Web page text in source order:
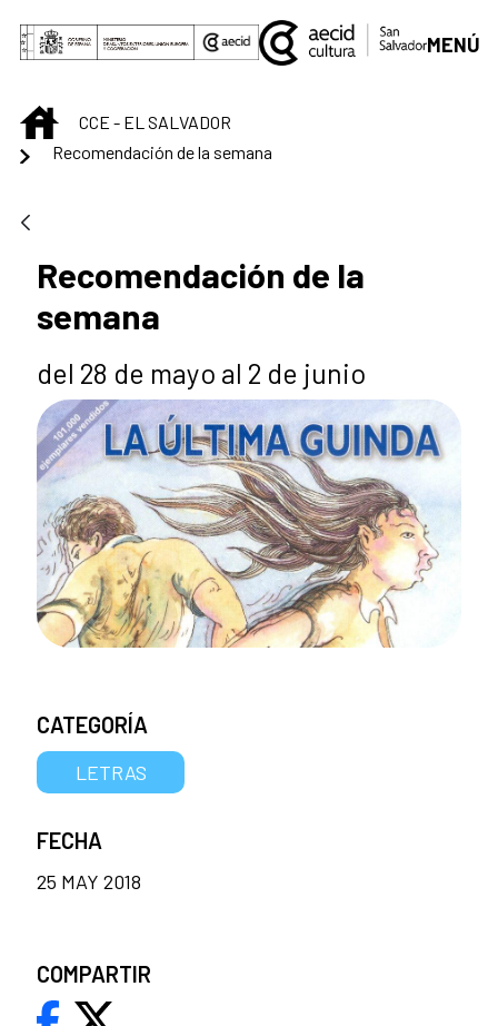
Saltar al contenido principal
MENÚ
INICIOCCE - EL SALVADOR
Recomendación de la semana
Recomendación de la
semana
del 28 de mayo al 2 de junio
CATEGORÍA
LETRAS
FECHA
25 MAY 2018
COMPARTIR